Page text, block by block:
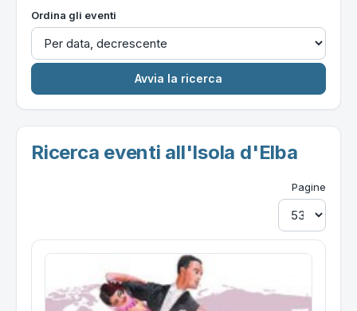
Ordina gli eventi
Ricerca eventi all'Isola d'Elba
Pagine